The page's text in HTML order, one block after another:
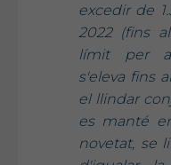
excedir de
2022 (fins
límit per
s'eleva fins
el llindar
es manté
novetat, se